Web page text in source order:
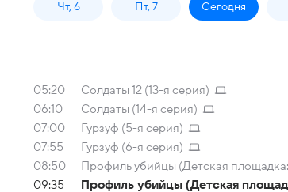
Чт, 6 Пт, 7 Сегодня
05:20
Солдаты 12 (13-я серия)
06:10
Солдаты (14-я серия)
07:00
Гурзуф (5-я серия)
07:55
Гурзуф (6-я серия)
08:50
Профиль убийцы (Детская площадка:
09:35
Профиль убийцы (Детская